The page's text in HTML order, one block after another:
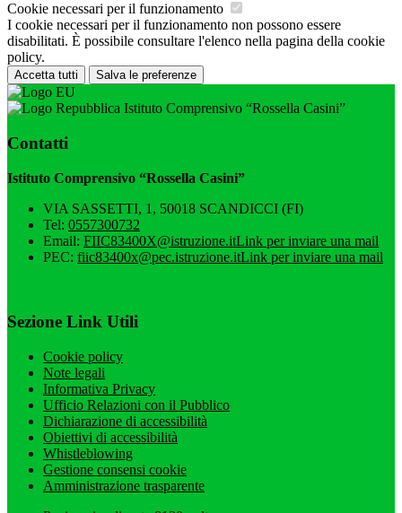
Cookie necessari per il funzionamento
I cookie necessari per il funzionamento non possono essere
disabilitati. È possibile consultare l'elenco nella pagina della cookie
policy.
Accetta tutti Salva le preferenze
Istituto Comprensivo “Rossella Casini”
Contatti
Istituto Comprensivo “Rossella Casini”
VIA SASSETTI, 1, 50018 SCANDICCI (FI)
Tel: 0557300732
Email: FIIC83400X@istruzione.itLink per inviare una mail
PEC: fiic83400x@pec.istruzione.itLink per inviare una mail
Sezione Link Utili
Cookie policy
Note legali
Informativa Privacy
Ufficio Relazioni con il Pubblico
Dichiarazione di accessibilità
Obiettivi di accessibilità
Whistleblowing
Gestione consensi cookie
Amministrazione trasparente